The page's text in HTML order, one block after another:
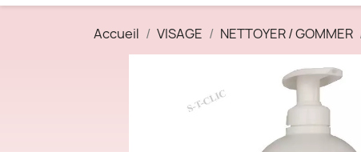
Accueil VISAGE NETTOYER / GOMMER